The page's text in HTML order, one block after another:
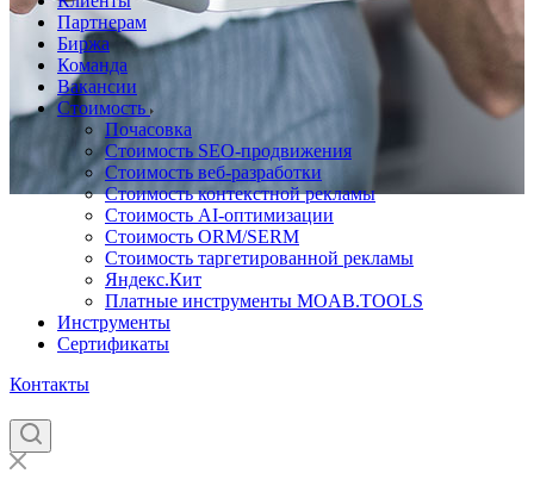
Партнерам
Биржа
Команда
Вакансии
Стоимость
Почасовка
Стоимость SEO-продвижения
Стоимость веб-разработки
Стоимость контекстной рекламы
Стоимость AI-оптимизации
Стоимость ORM/SERM
Стоимость таргетированной рекламы
Яндекс.Кит
Платные инструменты MOAB.TOOLS
Инструменты
Сертификаты
Контакты